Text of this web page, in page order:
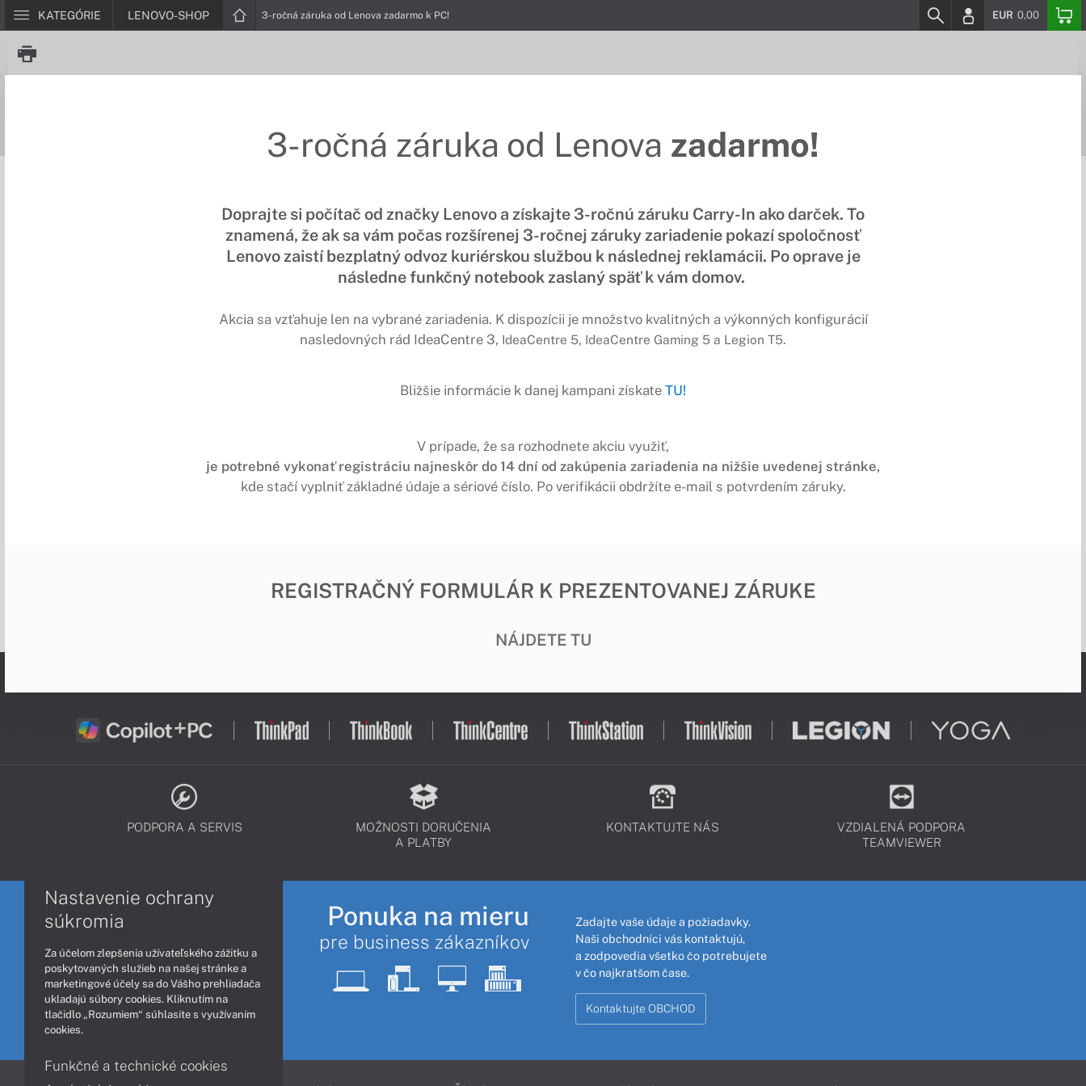
KATEGÓRIE LENOVO-SHOP 3-ročná záruka od Lenova zadarmo k PC! EUR 0,00
3-ročná záruka od Lenova zadarmo!
Doprajte si počítač od značky Lenovo a získajte 3-ročnú záruku Carry-In ako darček. To
znamená, že ak sa vám počas rozšírenej 3-ročnej záruky zariadenie pokazí spoločnosť
Lenovo zaistí bezplatný odvoz kuriérskou službou k následnej reklamácii. Po oprave je
následne funkčný notebook zaslaný späť k vám domov.
Akcia sa vzťahuje len na vybrané zariadenia. K dispozícii je množstvo kvalitných a výkonných konfigurácií
nasledovných rád IdeaCentre 3, IdeaCentre 5, IdeaCentre Gaming 5 a Legion T5.
Bližšie informácie k danej kampani získate TU!
V prípade, že sa rozhodnete akciu využiť,
je potrebné vykonať registráciu najneskôr do 14 dní od zakúpenia zariadenia na nižšie uvedenej stránke,
kde stačí vyplniť základné údaje a sériové číslo. Po verifikácii obdržíte e-mail s potvrdením záruky.
REGISTRAČNÝ FORMULÁR K PREZENTOVANEJ ZÁRUKE
NÁJDETE TU
PODPORA A SERVIS
MOŽNOSTI DORUČENIA
A PLATBY
KONTAKTUJTE NÁS
VZDIALENÁ PODPORA
TEAMVIEWER
Ponuka na mieru
pre business zákazníkov
Zadajte vaše údaje a požiadavky.
Naši obchodníci vás kontaktujú,
a zodpovedia všetko čo potrebujete
v čo najkratšom čase.
Kontaktujte OBCHOD
Nastavenie ochrany
súkromia
Za účelom zlepšenia užívateľského zážitku a
poskytovaných služieb na našej stránke a
marketingové účely sa do Vášho prehliadača
ukladajú súbory cookies. Kliknutím na
tlačidlo „Rozumiem“ súhlasíte s využívaním
cookies.
Funkčné a technické cookies